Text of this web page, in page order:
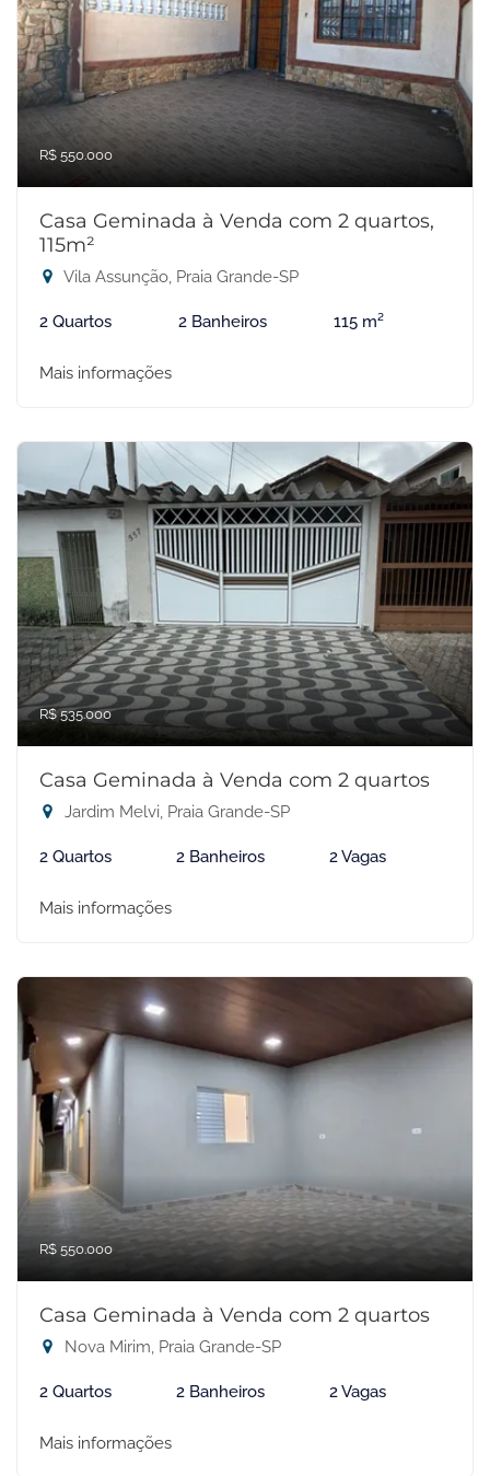
R$ 550.000
Casa Geminada à Venda com 2 quartos,
115m²
Vila Assunção, Praia Grande-SP
2 Quartos 2 Banheiros 115 m²
Mais informações
R$ 535.000
Casa Geminada à Venda com 2 quartos
Jardim Melvi, Praia Grande-SP
2 Quartos 2 Banheiros 2 Vagas
Mais informações
R$ 550.000
Casa Geminada à Venda com 2 quartos
Nova Mirim, Praia Grande-SP
2 Quartos 2 Banheiros 2 Vagas
Mais informações